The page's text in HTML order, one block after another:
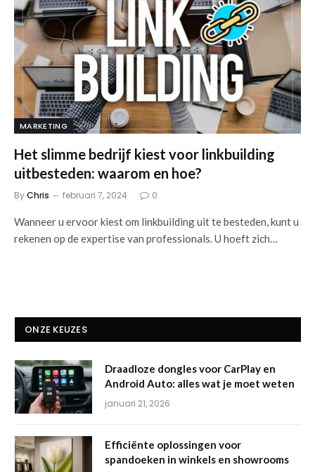
MARKETING
Het slimme bedrijf kiest voor linkbuilding
uitbesteden: waarom en hoe?
ByChris februari 7, 2024 0
Wanneer u ervoor kiest om linkbuilding uit te besteden, kunt u
rekenen op de expertise van professionals. U hoeft zich…
ONZE KEUZES
Draadloze dongles voor CarPlay en
Android Auto: alles wat je moet weten
januari 21, 2026
Efficiënte oplossingen voor
spandoeken in winkels en showrooms